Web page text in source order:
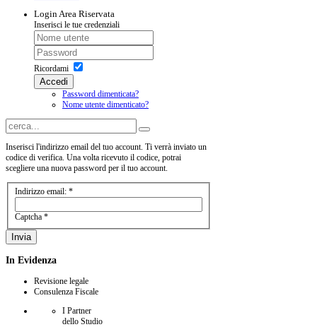
LoginArea Riservata
Inserisci le tue credenziali
Ricordami
Accedi
Password dimenticata?
Nome utente dimenticato?
Inserisci l'indirizzo email del tuo account. Ti verrà inviato un
codice di verifica. Una volta ricevuto il codice, potrai
scegliere una nuova password per il tuo account.
Indirizzo email: *
Captcha *
Invia
In Evidenza
Revisione legale
Consulenza Fiscale
I Partner
dello Studio